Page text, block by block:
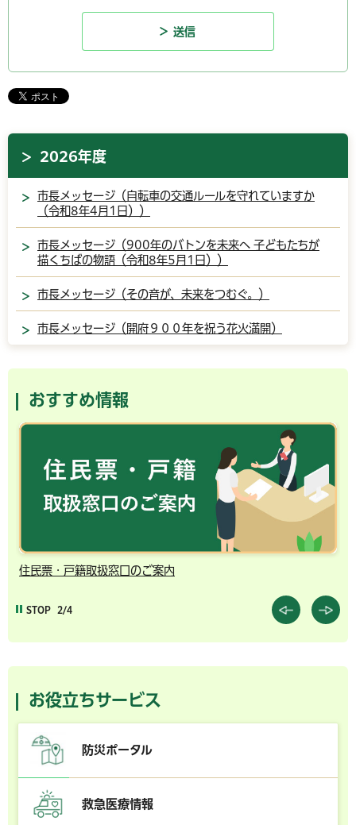
2026年度
市長メッセージ（自転車の交通ルールを守れていますか
（令和8年4月1日））
市長メッセージ（900年のバトンを未来へ 子どもたちが
描くちばの物語（令和8年5月1日））
市長メッセージ（その音が、未来をつむぐ。）
市長メッセージ（開府９００年を祝う花火満開）
おすすめ情報
住民票・戸籍取扱窓口のご案内
STOP 2/4
お役立ちサービス
防災ポータル
救急医療情報